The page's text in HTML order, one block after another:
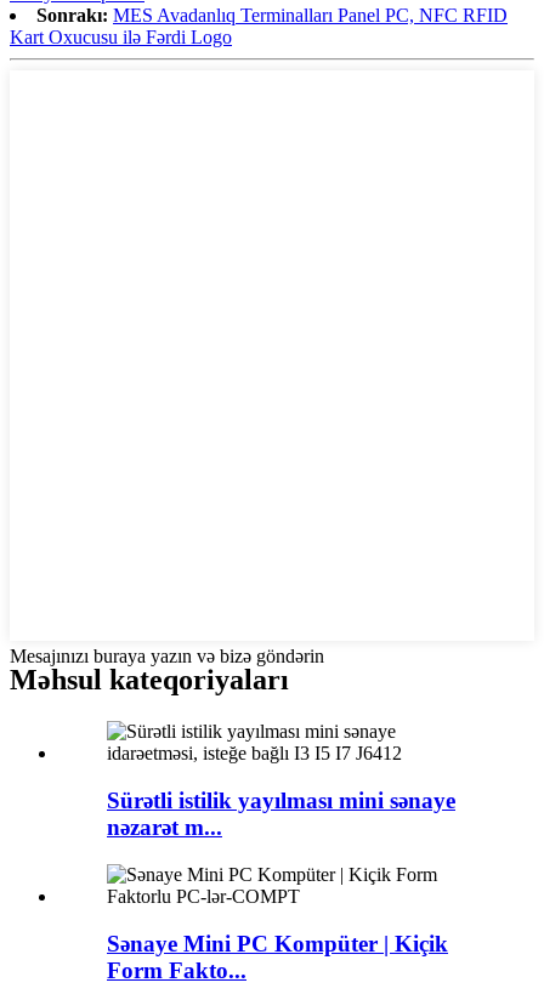
Sonrakı: MES Avadanlıq Terminalları Panel PC, NFC RFID
Kart Oxucusu ilə Fərdi Logo
Mesajınızı buraya yazın və bizə göndərin
Məhsul kateqoriyaları
Sürətli istilik yayılması mini sənaye
nəzarət m...
Sənaye Mini PC Kompüter | Kiçik
Form Fakto...